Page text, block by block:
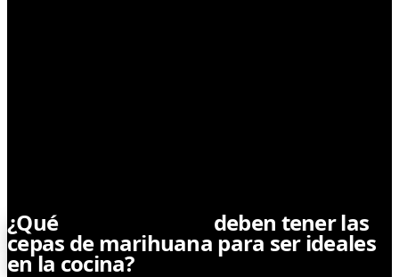
¿Qué deben tener las
cepas de marihuana para ser ideales
en la cocina?